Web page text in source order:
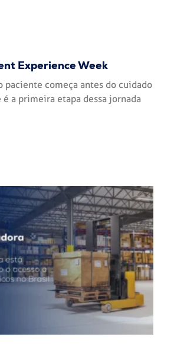
Experience Week
paciente começa antes do cuidado
é a primeira etapa dessa jornada